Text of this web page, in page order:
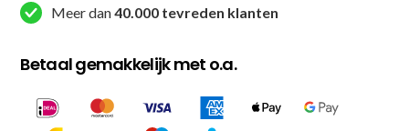
Meer dan40.000 tevreden klanten
Betaal gemakkelijk met o.a.